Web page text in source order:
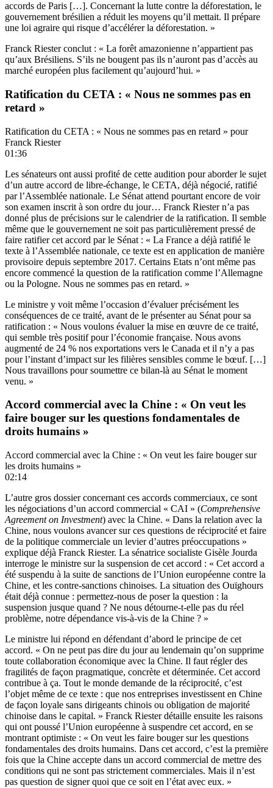
accords de Paris […]. Concernant la lutte contre la déforestation, le
gouvernement brésilien a réduit les moyens qu’il mettait. Il prépare
une loi agraire qui risque d’accélérer la déforestation. »
Franck Riester conclut : « La forêt amazonienne n’appartient pas
qu’aux Brésiliens. S’ils ne bougent pas ils n’auront pas d’accès au
marché européen plus facilement qu’aujourd’hui. »
Ratification du CETA : « Nous ne sommes pas en
retard »
Ratification du CETA : « Nous ne sommes pas en retard » pour
Franck Riester
01:36
Les sénateurs ont aussi profité de cette audition pour aborder le sujet
d’un autre accord de libre-échange, le CETA, déjà négocié, ratifié
par l’Assemblée nationale. Le Sénat attend pourtant encore de voir
son examen inscrit à son ordre du jour… Franck Riester n’a pas
donné plus de précisions sur le calendrier de la ratification. Il semble
même que le gouvernement ne soit pas particulièrement pressé de
faire ratifier cet accord par le Sénat : « La France a déjà ratifié le
texte à l’Assemblée nationale, ce texte est en application de manière
provisoire depuis septembre 2017. Certains Etats n’ont même pas
encore commencé la question de la ratification comme l’Allemagne
ou la Pologne. Nous ne sommes pas en retard. »
Le ministre y voit même l’occasion d’évaluer précisément les
conséquences de ce traité, avant de le présenter au Sénat pour sa
ratification : « Nous voulons évaluer la mise en œuvre de ce traité,
qui semble très positif pour l’économie française. Nous avons
augmenté de 24 % nos exportations vers le Canada et il n’y a pas
pour l’instant d’impact sur les filières sensibles comme le bœuf. […]
Nous travaillons pour soumettre ce bilan-là au Sénat le moment
venu. »
Accord commercial avec la Chine : « On veut les
faire bouger sur les questions fondamentales de
droits humains »
Accord commercial avec la Chine : « On veut les faire bouger sur
les droits humains »
02:14
L’autre gros dossier concernant ces accords commerciaux, ce sont
les négociations d’un accord commercial « CAI » (Comprehensive
Agreement on Investment) avec la Chine. « Dans la relation avec la
Chine, nous voulons avancer sur ces questions de réciprocité et faire
de la politique commerciale un levier d’autres préoccupations »
explique déjà Franck Riester. La sénatrice socialiste Gisèle Jourda
interroge le ministre sur la suspension de cet accord : « Cet accord a
été suspendu à la suite de sanctions de l’Union européenne contre la
Chine, et les contre-sanctions chinoises. La situation des Ouïghours
était déjà connue : permettez-nous de poser la question : la
suspension jusque quand ? Ne nous détourne-t-elle pas du réel
problème, notre dépendance vis-à-vis de la Chine ? »
Le ministre lui répond en défendant d’abord le principe de cet
accord. « On ne peut pas dire du jour au lendemain qu’on supprime
toute collaboration économique avec la Chine. Il faut régler des
fragilités de façon pragmatique, concrète et déterminée. Cet accord
contribue à ça. Tout le monde demande de la réciprocité, c’est
l’objet même de ce texte : que nos entreprises investissent en Chine
de façon loyale sans dirigeants chinois ou obligation de majorité
chinoise dans le capital. » Franck Riester détaille ensuite les raisons
qui ont poussé l’Union européenne à suspendre cet accord, en se
montrant optimiste : « On veut les faire bouger sur les questions
fondamentales des droits humains. Dans cet accord, c’est la première
fois que la Chine accepte dans un accord commercial de mettre des
conditions qui ne sont pas strictement commerciales. Mais il n’est
pas question de signer quoi que ce soit en l’état avec eux. »